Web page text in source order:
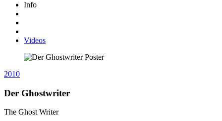
Info
Videos
2010
Der Ghostwriter
The Ghost Writer